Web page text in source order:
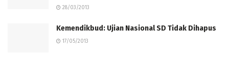
28/03/2013
Kemendikbud: Ujian Nasional SD Tidak Dihapus
17/05/2013